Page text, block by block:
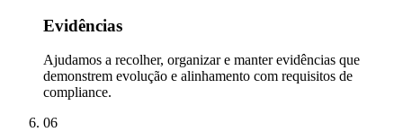
Evidências
Ajudamos a recolher, organizar e manter evidências que
demonstrem evolução e alinhamento com requisitos de
compliance.
06